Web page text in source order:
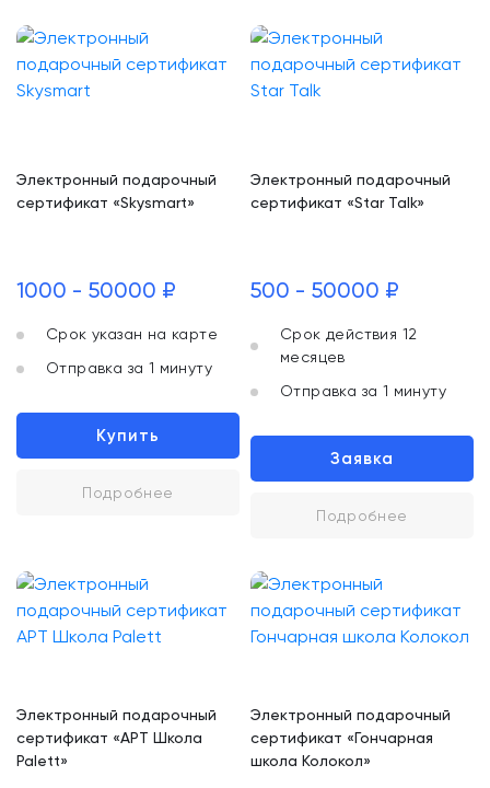
Электронный подарочный
сертификат «Skysmart»
1000 - 50000 ₽
Срок указан на карте
Отправка за 1 минуту
Купить
Подробнее
Электронный подарочный
сертификат «Star Talk»
500 - 50000 ₽
Срок действия 12
месяцев
Отправка за 1 минуту
Заявка
Подробнее
Электронный подарочный
сертификат «АРТ Школа
Palett»
Электронный подарочный
сертификат «Гончарная
школа Колокол»